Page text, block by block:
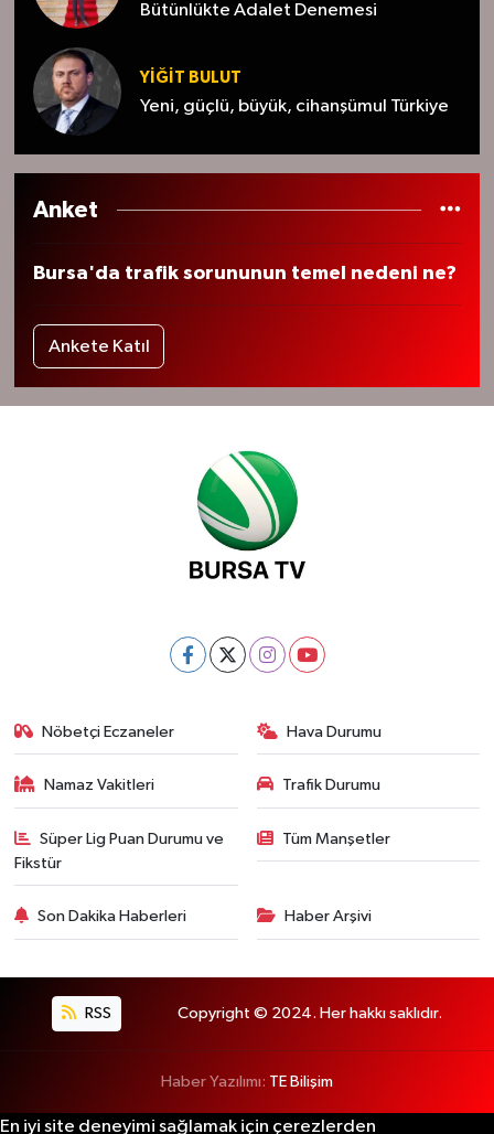
Bütünlükte Adalet Denemesi
YİĞİT BULUT
Yeni, güçlü, büyük, cihanşümul Türkiye
Anket
Bursa'da trafik sorununun temel nedeni ne?
Ankete Katıl
Nöbetçi Eczaneler Hava Durumu
Namaz Vakitleri Trafik Durumu
Süper Lig Puan Durumu ve
Fikstür
Tüm Manşetler
Son Dakika Haberleri Haber Arşivi
RSS Copyright © 2024. Her hakkı saklıdır.
Haber Yazılımı: TE Bilişim
En iyi site deneyimi sağlamak için çerezlerden